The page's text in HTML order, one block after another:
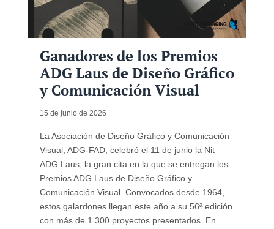
Ganadores de los Premios
ADG Laus de Diseño Gráfico
y Comunicación Visual
15 de junio de 2026
La Asociación de Diseño Gráfico y Comunicación
Visual, ADG-FAD, celebró el 11 de junio la Nit
ADG Laus, la gran cita en la que se entregan los
Premios ADG Laus de Diseño Gráfico y
Comunicación Visual. Convocados desde 1964,
estos galardones llegan este año a su 56ª edición
con más de 1.300 proyectos presentados. En